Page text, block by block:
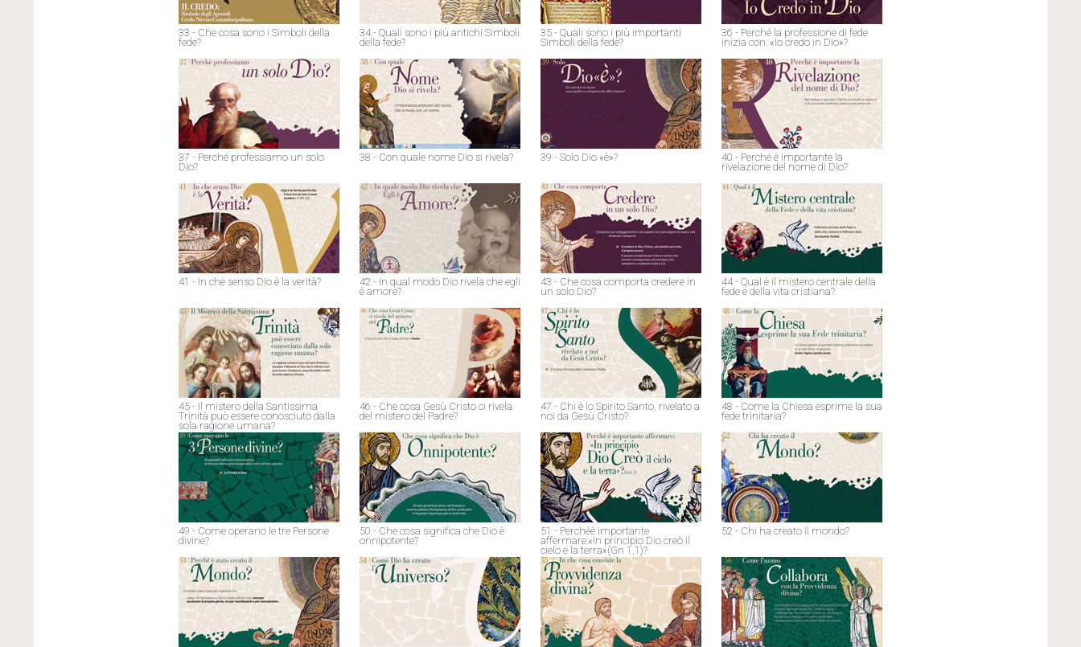
33 - Che cosa sono i Simboli della
fede?
34 - Quali sono i più antichi Simboli
della fede?
35 - Quali sono i più importanti
Simboli della fede?
36 - Perché la professione di fede
inizia con: «Io credo in Dio»?
37 - Perché professiamo un solo
Dio?
38 - Con quale nome Dio si rivela? 39 - Solo Dio «è»?
40 - Perché è importante la
rivelazione del nome di Dio?
41 - In che senso Dio è la verità?
42 - In qual modo Dio rivela che egli
è amore?
43 - Che cosa comporta credere in
un solo Dio?
44 - Qual è il mistero centrale della
fede e della vita cristiana?
45 - Il mistero della Santissima
Trinità può essere conosciuto dalla
sola ragione umana?
46 - Che cosa Gesù Cristo ci rivela
del mistero del Padre?
47 - Chi è lo Spirito Santo, rivelato a
noi da Gesù Cristo?
48 - Come la Chiesa esprime la sua
fede trinitaria?
49 - Come operano le tre Persone
divine?
50 - Che cosa significa che Dio è
onnipotente?
51 - Perchéè importante
affermare:«In principio Dio creò il
cielo e la terra»(Gn 1,1)?
52 - Chi ha creato il mondo?